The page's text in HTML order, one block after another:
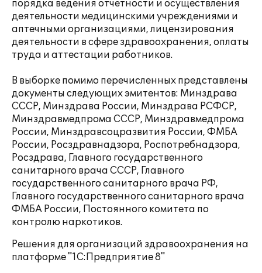
порядка ведения отчетности и осуществления
деятельности медицинскими учреждениями и
аптечными организациями, лицензирования
деятельности в сфере здравоохранения, оплаты
труда и аттестации работников.
В выборке помимо перечисленных представлены
документы следующих эмитентов: Минздрава
СССР, Минздрава России, Минздрава РСФСР,
Минздравмедпрома СССР, Минздравмедпрома
России, Минздравсоцразвития России, ФМБА
России, Росздравнадзора, Роспотребнадзора,
Росздрава, Главного государственного
санитарного врача СССР, Главного
государственного санитарного врача РФ,
Главного государственного санитарного врача
ФМБА России, Постоянного комитета по
контролю наркотиков.
Решения для организаций здравоохранения на
платформе "1С:Предприятие 8"